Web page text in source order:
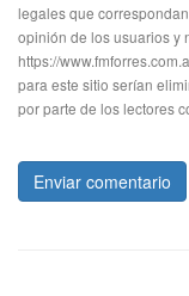
legales que
opinión de los usuarios y
https://
para este sitio serían
por parte de los lectores
Enviar comentario